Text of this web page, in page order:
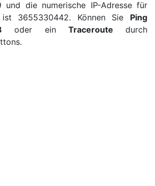
und die numerische IP-Adresse für
ist 3655330442. Können Sie Ping
oder ein Traceroute durch